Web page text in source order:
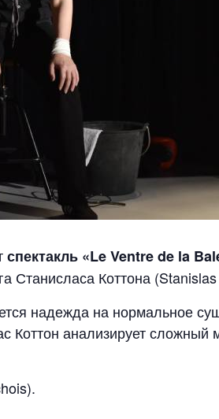
спектакль «Le Ventre de la
Станисласа Коттона
надежда на нормальное
Коттон анализирует